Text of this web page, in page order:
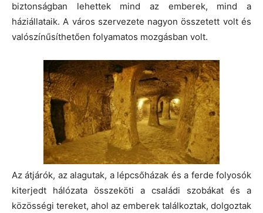
biztonságban lehettek mind az emberek, mind a
háziállataik. A város szervezete nagyon összetett volt és
valószínűsíthetően folyamatos mozgásban volt.
Az átjárók, az alagutak, a lépcsőházak és a ferde folyosók
kiterjedt hálózata összeköti a családi szobákat és a
közösségi tereket, ahol az emberek találkoztak, dolgoztak